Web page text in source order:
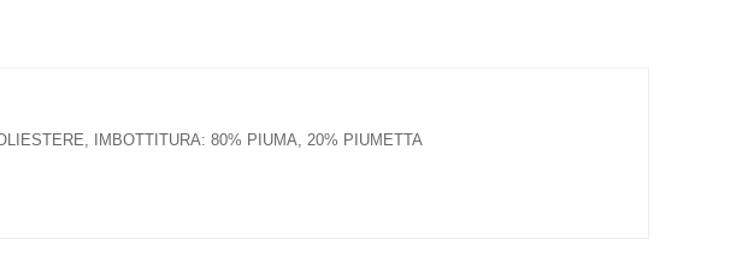
IMBOTTITURA: 80% PIUMA, 20% PIUMETTA